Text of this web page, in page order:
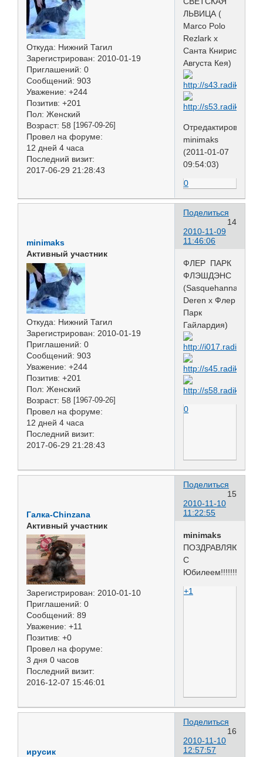
Откуда: Нижний Тагил
Зарегистрирован: 2010-01-19
Приглашений: 0
Сообщений: 903
Уважение: +244
Позитив: +201
Пол: Женский
Возраст: 58 [1967-09-26]
Провел на форуме:
12 дней 4 часа
Последний визит:
2017-06-29 21:28:43
ЛЬВИЦА (
Marco Polo
Rezlark х
Санта Книрис
Августа Кея)
Отредактировано
minimaks
(2011-01-07
09:54:03)
0
Поделиться
14
2010-11-09
11:46:06
minimaks
Активный участник
Откуда: Нижний Тагил
Зарегистрирован: 2010-01-19
Приглашений: 0
Сообщений: 903
Уважение: +244
Позитив: +201
Пол: Женский
Возраст: 58 [1967-09-26]
Провел на форуме:
12 дней 4 часа
Последний визит:
2017-06-29 21:28:43
ФЛЕР ПАРК
ФЛЭШДЭНС
(Sasquehanna
Deren х Флер
Парк
Гайлардия)
0
Поделиться
15
2010-11-10
11:22:55
Галка-Chinzana
Активный участник
Зарегистрирован: 2010-01-10
Приглашений: 0
Сообщений: 89
Уважение: +11
Позитив: +0
Провел на форуме:
3 дня 0 часов
Последний визит:
2016-12-07 15:46:01
minimaks
ПОЗДРАВЛЯЮ
С
Юбилеем!!!!!!!!!!!!!1
+1
Поделиться
16
2010-11-10
12:57:57
ирусик